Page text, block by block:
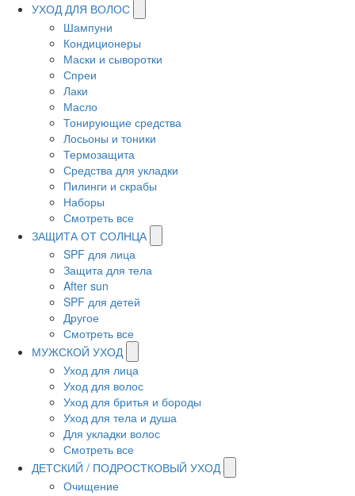
УХОД ДЛЯ ВОЛОС
Шампуни
Кондиционеры
Маски и сыворотки
Спреи
Лаки
Масло
Тонирующие средства
Лосьоны и тоники
Термозащита
Средства для укладки
Пилинги и скрабы
Наборы
Смотреть все
ЗАЩИТА ОТ СОЛНЦА
SPF для лица
Защита для тела
After sun
SPF для детей
Другое
Смотреть все
МУЖСКОЙ УХОД
Уход для лица
Уход для волос
Уход для бритья и бороды
Уход для тела и душа
Для укладки волос
Смотреть все
ДЕТСКИЙ / ПОДРОСТКОВЫЙ УХОД
Очищение